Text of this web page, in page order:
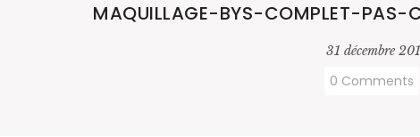
MAQUILLAGE-BYS-COMPLET-PAS-
31 décembre
0 Comments